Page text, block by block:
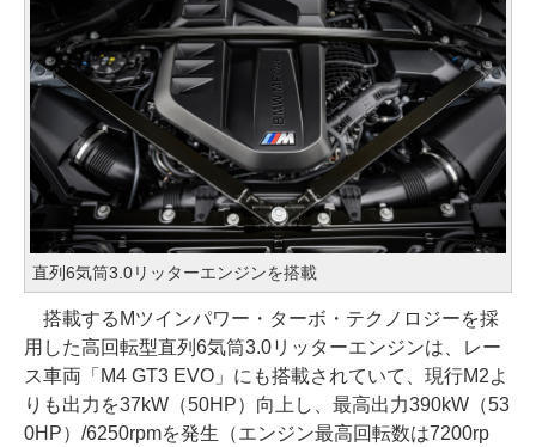
直列6気筒3.0リッターエンジンを搭載
搭載するMツインパワー・ターボ・テクノロジーを採
用した高回転型直列6気筒3.0リッターエンジンは、レー
ス車両「M4 GT3 EVO」にも搭載されていて、現行M2よ
りも出力を37kW（50HP）向上し、最高出力390kW（53
0HP）/6250rpmを発生（エンジン最高回転数は7200rp